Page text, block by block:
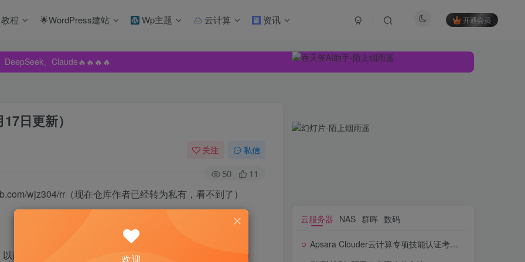
程 🌟WordPress建站 Wp主题 云计算 资讯 开通会员
、Claude🔥🔥🔥🔥
DeepSeek、Claude🔥🔥🔥🔥
日更新）
关注 私信
50 11
wjz304/rr（现在仓库作者已经转为私有，看不到了）
前6的引导才50兆，7.0的引导128M，到7.2以后都变成1G
云服务器 NAS 群晖 数码
Apsara Clouder云计算专项技能认证考试题目和答案【保姆级别教程】
云服务器 群晖 数码
欢迎